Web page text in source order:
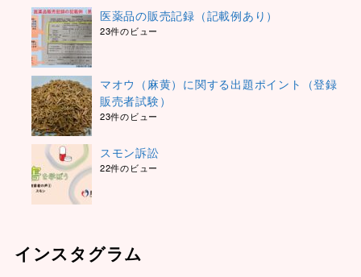
医薬品の販売記録（記載例あり）
23件のビュー
マオウ（麻黄）に関する出題ポイント（登録
販売者試験）
23件のビュー
スモン訴訟
22件のビュー
インスタグラム